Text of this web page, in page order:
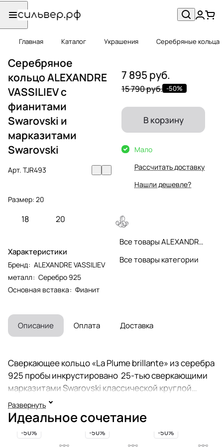
Главная Каталог Украшения Серебряные кольца
Серебряное
кольцо ALEXANDRE
VASSILIEV с
фианитами
Swarovski и
марказитами
Swarovski
Арт. TJR493
Размер: 20
18 20
Характеристики
Бренд: ALEXANDRE VASSILIEV
металл: Серебро 925
Основная вставка: Фианит
7 895 руб.
15 790 руб. -50%
В корзину
Мало
Рассчитать доставку
Нашли дешевле?
Все товары ALEXANDRE VASSILIEV
Все товары категории
Описание Оплата Доставка
Сверкающее кольцо «La Plume brillante» из серебра
925 пробы инкрустировано 25-тью сверкающими
марказитами Swarovski классической круглой
огранки. Кольцо выполнено в форме двух перьев,
каждый лучик пера украшен марказитами или
фианитами Swarovski огранки
«Бриллиант». Размер верхней части кольца - 3,2 *
Развернуть
Идеальное сочетание
-50% -50% -50%